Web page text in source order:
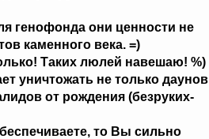
генофонда они ценности не
каменного века. =)
Таких люлей навешаю! %)
уничтожать не только даунов
от рождения (безруких-
то Вы сильно